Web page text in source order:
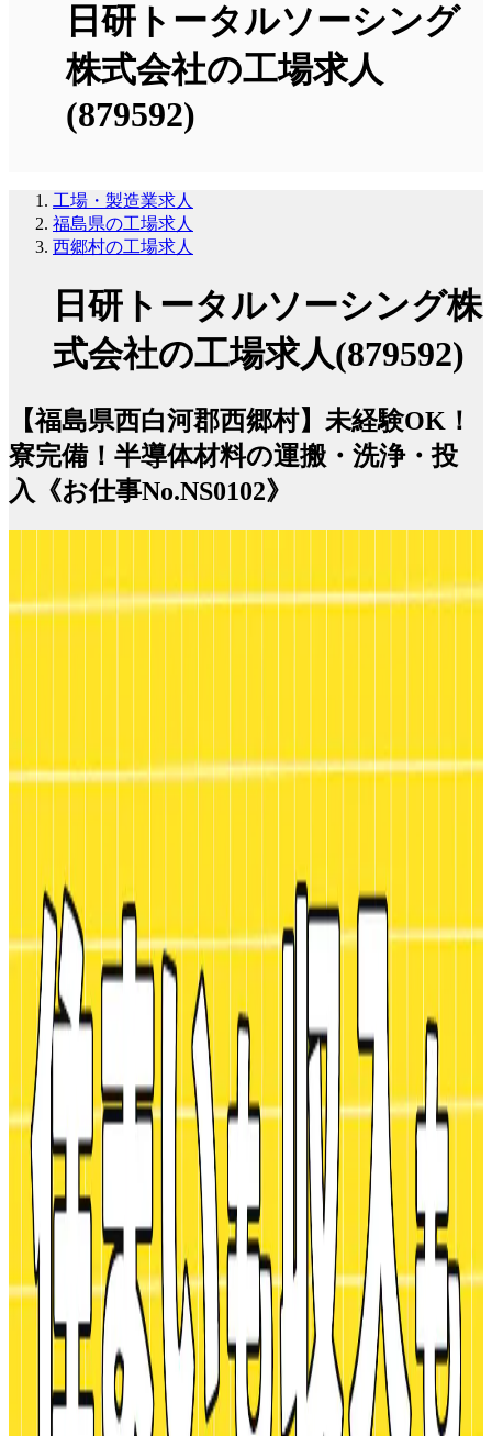
日研トータルソーシング
株式会社の工場求人
(879592)
工場・製造業求人
福島県の工場求人
西郷村の工場求人
日研トータルソーシング株
式会社の工場求人(879592)
【福島県西白河郡西郷村】未経験OK！
寮完備！半導体材料の運搬・洗浄・投
入《お仕事No.NS0102》